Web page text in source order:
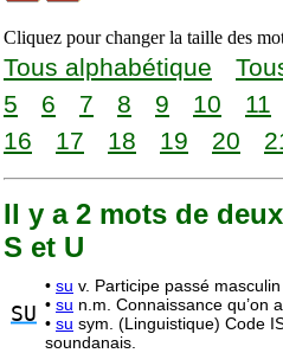
Cliquez pour changer la taille des
Tous alphabétique
5
6 7 8 9 10 11
16
17 18 19 20
Il y a 2 mots de
S et U
SU
• su v. Participe passé
• su n.m. Connaissance qu’on
• su sym. (Linguistique) Code
soundanais.